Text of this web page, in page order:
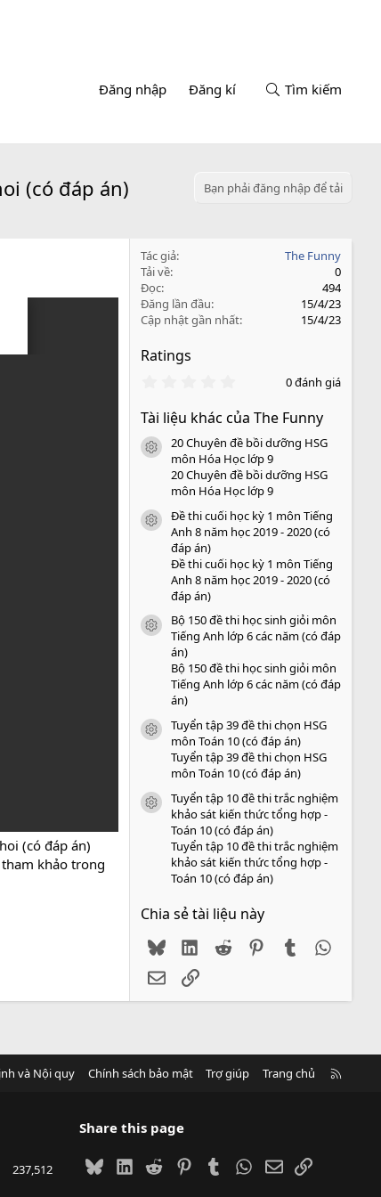
Đăng nhập Đăng kí Tìm kiếm
(có đáp án)
Bạn phải đăng nhập để tải
(có đáp án)
khảo trong
Tác giả
The Funny
Tải về
0
Đọc
494
Đăng lần đầu
15/4/23
Cập nhật gần nhất
15/4/23
Ratings
0
0
s
a
o
0 đánh giá
Tài liệu khác của The Funny
icon tài liệu
20 Chuyên đề bồi dưỡng HSG
môn Hóa Học lớp 9
20 Chuyên đề bồi dưỡng HSG
môn Hóa Học lớp 9
icon tài liệu
Đề thi cuối học kỳ 1 môn Tiếng
Anh 8 năm học 2019 - 2020 (có
đáp án)
Đề thi cuối học kỳ 1 môn Tiếng
Anh 8 năm học 2019 - 2020 (có
đáp án)
icon tài liệu
Bộ 150 đề thi học sinh giỏi môn
Tiếng Anh lớp 6 các năm (có đáp
án)
Bộ 150 đề thi học sinh giỏi môn
Tiếng Anh lớp 6 các năm (có đáp
án)
icon tài liệu
Tuyển tập 39 đề thi chọn HSG
môn Toán 10 (có đáp án)
Tuyển tập 39 đề thi chọn HSG
môn Toán 10 (có đáp án)
icon tài liệu
Tuyển tập 10 đề thi trắc nghiệm
khảo sát kiến thức tổng hợp -
Toán 10 (có đáp án)
Tuyển tập 10 đề thi trắc nghiệm
khảo sát kiến thức tổng hợp -
Toán 10 (có đáp án)
Chia sẻ tài liệu này
BlueskyLinkedIn
Reddit PinterestTumblr
EmailLink
và Nội quy Chính sách bảo mật Trợ giúp Trang chủ
237,512
Share this page
BlueskyLinkedIn
Reddit PinterestTumblrWhatsApp
EmailLink